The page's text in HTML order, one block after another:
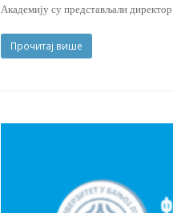
Академију су представљали
Прочитај више